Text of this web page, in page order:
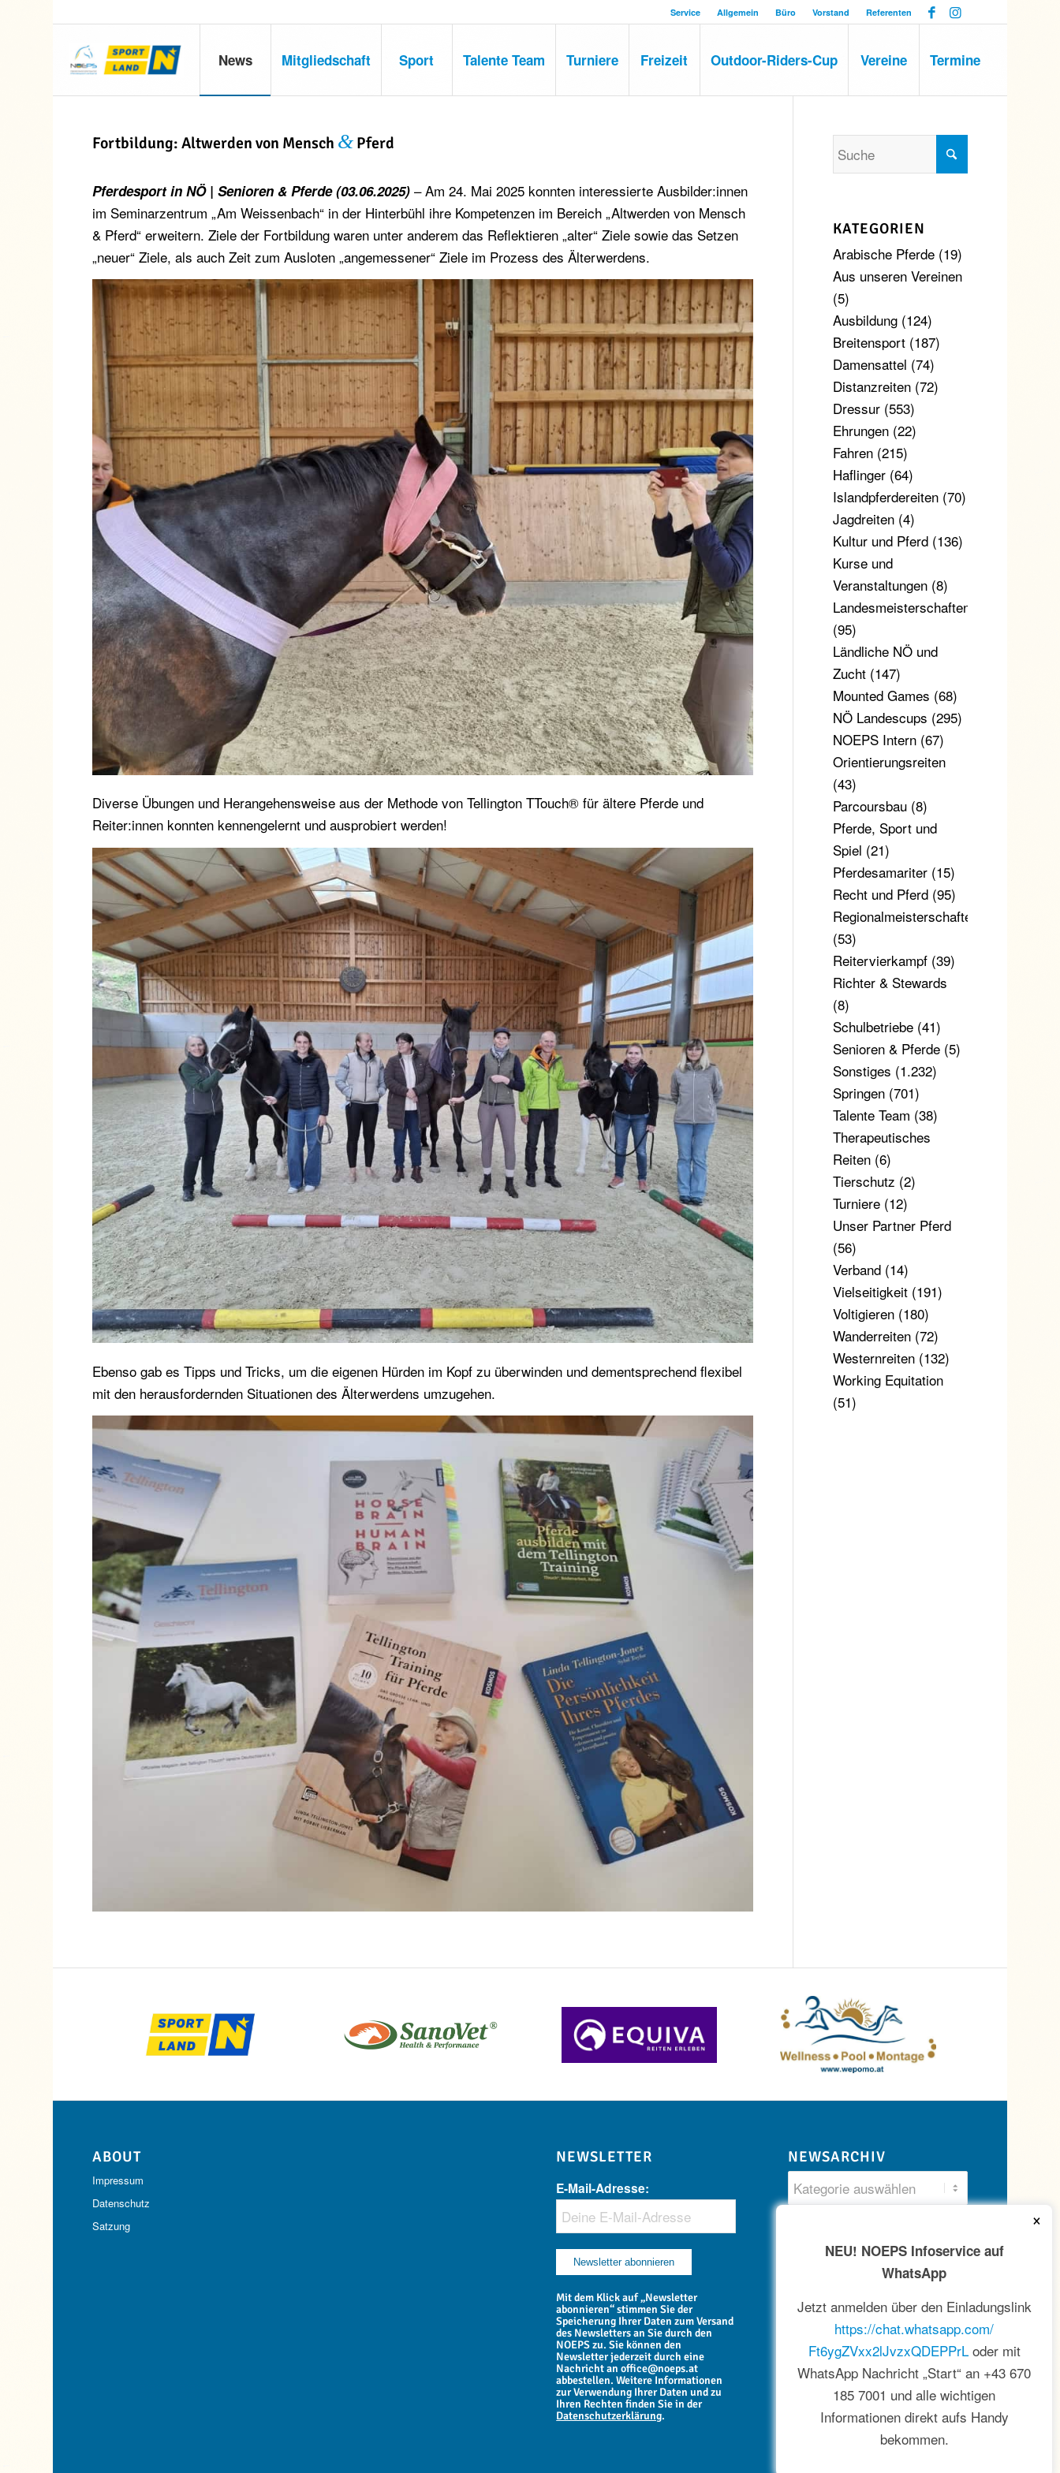
Service Allgemein Büro Vorstand Referenten
News Mitgliedschaft Sport Talente Team Turniere Freizeit Outdoor-Riders-Cup Vereine Termine
Fortbildung: Altwerden von Mensch & Pferd
Pferdesport in NÖ | Senioren & Pferde (03.06.2025) – Am 24. Mai 2025 konnten interessierte Ausbilder:innen
im Seminarzentrum „Am Weissenbach“ in der Hinterbühl ihre Kompetenzen im Bereich „Altwerden von Mensch
& Pferd“ erweitern. Ziele der Fortbildung waren unter anderem das Reflektieren „alter“ Ziele sowie das Setzen
„neuer“ Ziele, als auch Zeit zum Ausloten „angemessener“ Ziele im Prozess des Älterwerdens.
Diverse Übungen und Herangehensweise aus der Methode von Tellington TTouch® für ältere Pferde und
Reiter:innen konnten kennengelernt und ausprobiert werden!
Ebenso gab es Tipps und Tricks, um die eigenen Hürden im Kopf zu überwinden und dementsprechend flexibel
mit den herausfordernden Situationen des Älterwerdens umzugehen.
KATEGORIEN
Arabische Pferde(19)
Aus unseren Vereinen
(5)
Ausbildung(124)
Breitensport(187)
Damensattel (74)
Distanzreiten(72)
Dressur(553)
Ehrungen(22)
Fahren(215)
Haflinger(64)
Islandpferdereiten(70)
Jagdreiten(4)
Kultur und Pferd(136)
Kurse und
Veranstaltungen(8)
Landesmeisterschaften
(95)
Ländliche NÖ und
Zucht(147)
Mounted Games (68)
NÖ Landescups (295)
NOEPS Intern(67)
Orientierungsreiten
(43)
Parcoursbau(8)
Pferde, Sport und
Spiel (21)
Pferdesamariter(15)
Recht und Pferd(95)
Regionalmeisterschaften
(53)
Reitervierkampf(39)
Richter & Stewards
(8)
Schulbetriebe(41)
Senioren & Pferde(5)
Sonstiges (1.232)
Springen(701)
Talente Team (38)
Therapeutisches
Reiten(6)
Tierschutz (2)
Turniere(12)
Unser Partner Pferd
(56)
Verband(14)
Vielseitigkeit(191)
Voltigieren(180)
Wanderreiten(72)
Westernreiten(132)
Working Equitation
(51)
ABOUT
Impressum
Datenschutz
Satzung
NEWSLETTER
E-Mail-Adresse:
Mit dem Klick auf „Newsletter
abonnieren“ stimmen Sie der
Speicherung Ihrer Daten zum Versand
des Newsletters an Sie durch den
NOEPS zu. Sie können den
Newsletter jederzeit durch eine
Nachricht an office@noeps.at
abbestellen. Weitere Informationen
zur Verwendung Ihrer Daten und zu
Ihren Rechten finden Sie in der
Datenschutzerklärung.
NEWSARCHIV
×
NEU! NOEPS Infoservice auf
WhatsApp
Jetzt anmelden über den Einladungslink
https://chat.whatsapp.com/
Ft6ygZVxx2lJvzxQDEPPrLoder mit
WhatsApp Nachricht „Start“ an +43 670
185 7001 und alle wichtigen
Informationen direkt aufs Handy
bekommen.